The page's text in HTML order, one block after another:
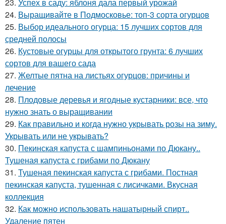
23. Успех в саду: яблоня дала первый урожай
24. Выращивайте в Подмосковье: топ-3 сорта огурцов
25. Выбор идеального огурца: 15 лучших сортов для
средней полосы
26. Кустовые огурцы для открытого грунта: 6 лучших
сортов для вашего сада
27. Желтые пятна на листьях огурцов: причины и
лечение
28. Плодовые деревья и ягодные кустарники: все, что
нужно знать о выращивании
29. Как правильно и когда нужно укрывать розы на зиму.
Укрывать или не укрывать?
30. Пекинская капуста с шампиньонами по Дюкану..
Тушеная капуста с грибами по Дюкану
31. Тушеная пекинская капуста с грибами. Постная
пекинская капуста, тушенная с лисичками. Вкусная
коллекция
32. Как можно использовать нашатырный спирт..
Удаление пятен